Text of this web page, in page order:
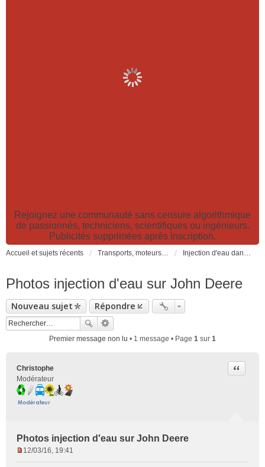
Rejoignez une communauté sans censure algorithmique
de passionnés, techniciens, scientifiques ou ingénieurs.
Publicités supprimées après inscription.
Accueil et sujets récents Transports, moteurs et pollution : nouveaux moteurs, transports électriques et innovations technologiques Injection d'eau dans les moteurs: montages et expérimentations
Photos injection d'eau sur John Deere
Nouveau sujet Répondre
Premier message non lu • 1 message • Page 1 sur 1
Christophe
Modérateur
Photos injection d'eau sur John Deere
Citer
12/03/16, 19:41